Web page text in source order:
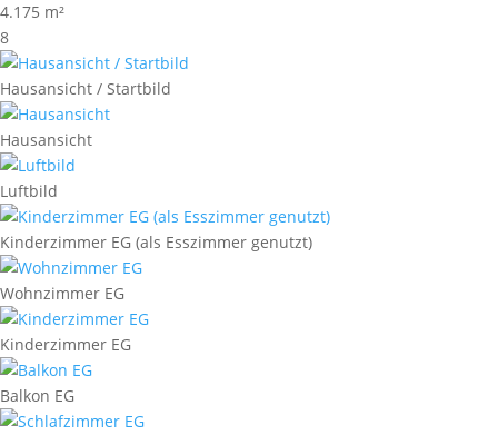
4.175 m²
8
Hausansicht / Startbild
Hausansicht
Luftbild
Kinderzimmer EG (als Esszimmer genutzt)
Wohnzimmer EG
Kinderzimmer EG
Balkon EG